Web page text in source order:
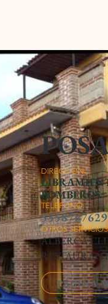
DIRECCIÓN:
BOMBEROS
TELEFONO:
5558767629
OTROS
ALBERCA
PÁGINA